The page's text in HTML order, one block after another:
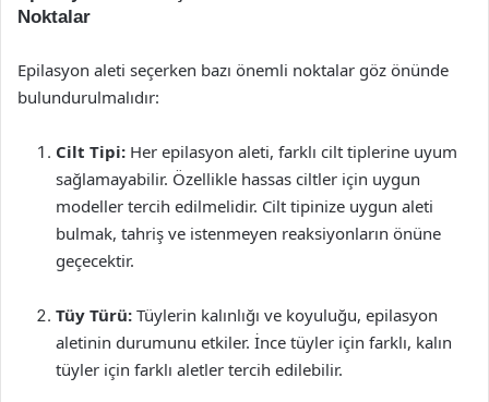
Noktalar
Epilasyon aleti seçerken bazı önemli noktalar göz önünde
bulundurulmalıdır:
Cilt Tipi: Her epilasyon aleti, farklı cilt tiplerine uyum
sağlamayabilir. Özellikle hassas ciltler için uygun
modeller tercih edilmelidir. Cilt tipinize uygun aleti
bulmak, tahriş ve istenmeyen reaksiyonların önüne
geçecektir.
Tüy Türü: Tüylerin kalınlığı ve koyuluğu, epilasyon
aletinin durumunu etkiler. İnce tüyler için farklı, kalın
tüyler için farklı aletler tercih edilebilir.